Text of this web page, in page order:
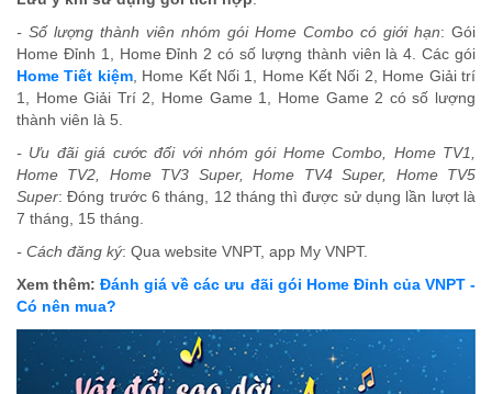
- Số lượng thành viên nhóm gói Home Combo có giới hạn: Gói
Home Đỉnh 1, Home Đỉnh 2 có số lượng thành viên là 4. Các gói
Home Tiết kiệm, Home Kết Nối 1, Home Kết Nối 2, Home Giải trí
1, Home Giải Trí 2, Home Game 1, Home Game 2 có số lượng
thành viên là 5.
- Ưu đãi giá cước đối với nhóm gói Home Combo, Home TV1,
Home TV2, Home TV3 Super, Home TV4 Super, Home TV5
Super: Đóng trước 6 tháng, 12 tháng thì được sử dụng lần lượt là
7 tháng, 15 tháng.
- Cách đăng ký: Qua website VNPT, app My VNPT.
Xem thêm:Đánh giá về các ưu đãi gói Home Đỉnh của VNPT -
Có nên mua?